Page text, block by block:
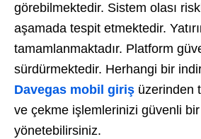
görebilmektedir. Sistem olası
aşamada tespit etmektedir.
tamamlanmaktadır. Platform
sürdürmektedir. Herhangi bir
Davegas mobil giriş üzerinden
ve çekme işlemlerinizi güvenli
yönetebilirsiniz.